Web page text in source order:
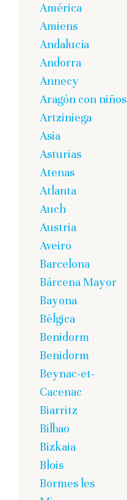
América
Amiens
Andalucía
Andorra
Annecy
Aragón con niños
Artziniega
Asia
Asturias
Atenas
Atlanta
Auch
Austria
Aveiro
Barcelona
Bárcena Mayor
Bayona
Bélgica
Benidorm
Benidorm
Beynac-et-
Cacenac
Biarritz
Bilbao
Bizkaia
Blois
Bormes les